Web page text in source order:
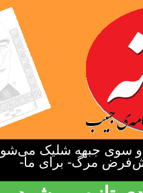
سوی جبهه شلیک
مرگ- برای ما-